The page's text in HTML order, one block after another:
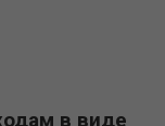
в виде